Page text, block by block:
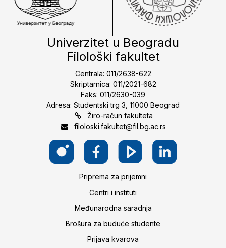
Univerzitet u Beogradu
Filološki fakultet
Centrala: 011/2638-622
Skriptarnica: 011/2021-682
Faks: 011/2630-039
Adresa: Studentski trg 3, 11000 Beograd
Žiro-račun fakulteta
filoloski.fakultet@fil.bg.ac.rs
Priprema za prijemni
Centri i instituti
Međunarodna saradnja
Brošura za buduće studente
Prijava kvarova